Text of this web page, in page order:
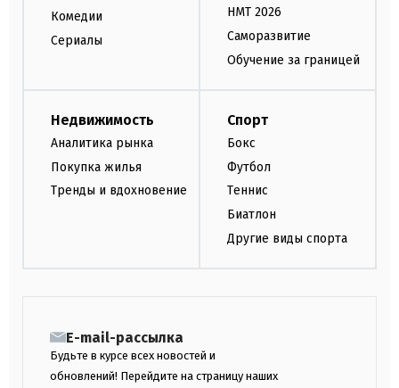
Комедии
Сериалы
НМТ 2026
Саморазвитие
Обучение за границей
Недвижимость
Аналитика рынка
Покупка жилья
Тренды и вдохновение
Спорт
Бокс
Футбол
Теннис
Биатлон
Другие виды спорта
E-mail-рассылка
Будьте в курсе всех новостей и
обновлений! Перейдите на страницу наших